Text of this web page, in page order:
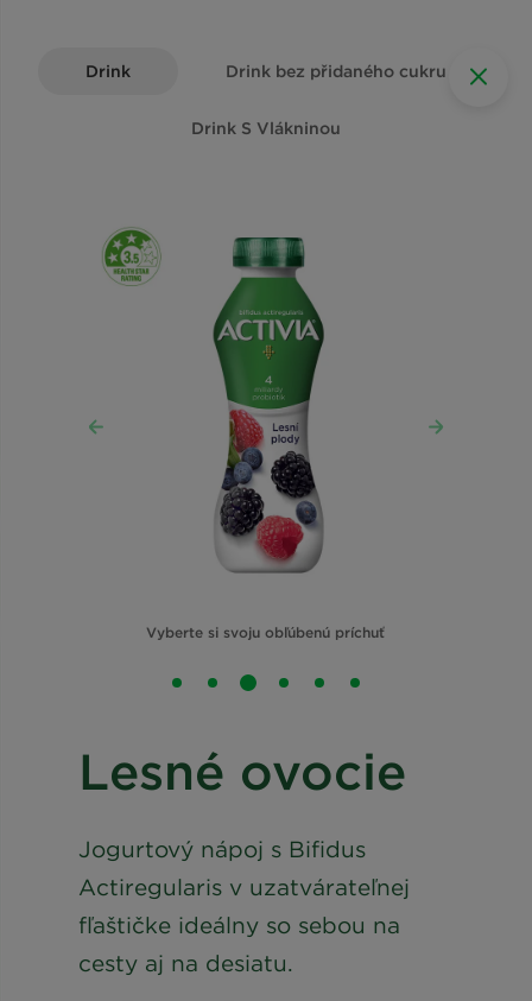
Drink Drink bez přidaného cukru
Drink S Vlákninou
Vyberte si svoju obľúbenú príchuť
Lesné ovocie
Jogurtový nápoj s Bifidus
Actiregularis v uzatvárateľnej
fľaštičke ideálny so sebou na
cesty aj na desiatu.